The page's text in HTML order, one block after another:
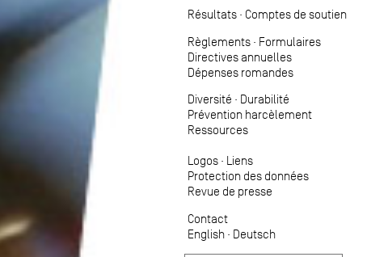
Résultats · Comptes de soutien
Règlements · Formulaires
Directives annuelles
Dépenses romandes
Diversité · Durabilité
Prévention harcèlement
Ressources
Logos · Liens
Protection des données
Revue de presse
Contact
English · Deutsch